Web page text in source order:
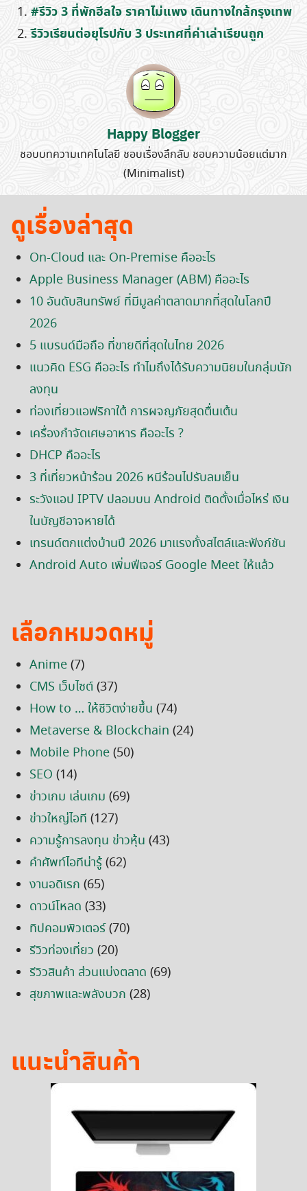
#รีวิว 3 ที่พักฮีลใจ ราคาไม่แพง เดินทางใกล้กรุงเทพ
รีวิวเรียนต่อยุโรปกับ 3 ประเทศที่ค่าเล่าเรียนถูก
Happy Blogger
ชอบบทความเทคโนโลยี ชอบเรื่องลึกลับ ชอบความน้อยแต่มาก
(Minimalist)
ดูเรื่องล่าสุด
On-Cloud และ On-Premise คืออะไร
Apple Business Manager (ABM) คืออะไร
10 อันดับสินทรัพย์ ที่มีมูลค่าตลาดมากที่สุดในโลกปี
2026
5 แบรนด์มือถือ ที่ขายดีที่สุดในไทย 2026
แนวคิด ESG คืออะไร ทำไมถึงได้รับความนิยมในกลุ่มนัก
ลงทุน
ท่องเที่ยวแอฟริกาใต้ การผจญภัยสุดตื่นเต้น
เครื่องกำจัดเศษอาหาร คืออะไร ?
DHCP คืออะไร
3 ที่เที่ยวหน้าร้อน 2026 หนีร้อนไปรับลมเย็น
ระวังแอป IPTV ปลอมบน Android ติดตั้งเมื่อไหร่ เงิน
ในบัญชีอาจหายได้
เทรนด์ตกแต่งบ้านปี 2026 มาแรงทั้งสไตล์และฟังก์ชัน
Android Auto เพิ่มฟีเจอร์ Google Meet ให้แล้ว
เลือกหมวดหมู่
Anime(7)
CMS เว็บไซต์(37)
How to … ให้ชีวิตง่ายขึ้น (74)
Metaverse & Blockchain (24)
Mobile Phone(50)
SEO (14)
ข่าวเกม เล่นเกม (69)
ข่าวใหญ่ไอที (127)
ความรู้การลงทุน ข่าวหุ้น (43)
คำศัพท์ไอทีน่ารู้(62)
งานอดิเรก (65)
ดาวน์โหลด (33)
ทิปคอมพิวเตอร์(70)
รีวิวท่องเที่ยว (20)
รีวิวสินค้า ส่วนแบ่งตลาด (69)
สุขภาพและพลังบวก (28)
แนะนำสินค้า